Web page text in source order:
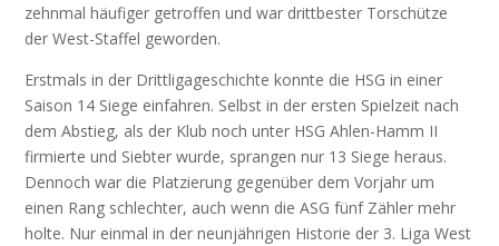
zehnmal häufiger getroffen und war drittbester Torschütze
der West-Staffel geworden.
Erstmals in der Drittligageschichte konnte die HSG in einer
Saison 14 Siege einfahren. Selbst in der ersten Spielzeit nach
dem Abstieg, als der Klub noch unter HSG Ahlen-Hamm II
firmierte und Siebter wurde, sprangen nur 13 Siege heraus.
Dennoch war die Platzierung gegenüber dem Vorjahr um
einen Rang schlechter, auch wenn die ASG fünf Zähler mehr
holte. Nur einmal in der neunjährigen Historie der 3. Liga West